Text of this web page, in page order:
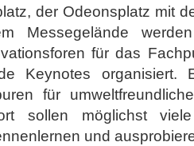
der Odeonsplatz mit
Messegelände
für das
Keynotes organisiert.
für
sollen möglichst
und